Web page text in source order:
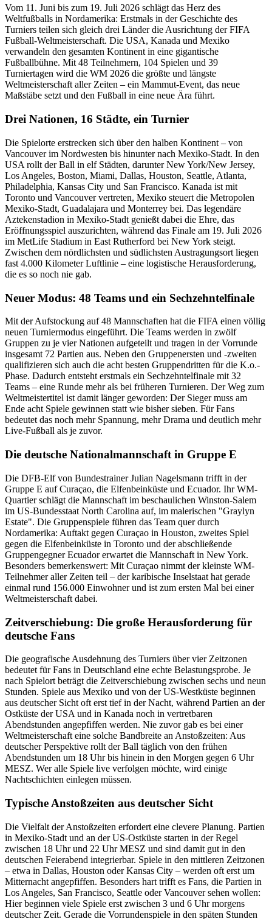
Vom 11. Juni bis zum 19. Juli 2026 schlägt das Herz des
Weltfußballs in Nordamerika: Erstmals in der Geschichte des
Turniers teilen sich gleich drei Länder die Ausrichtung der FIFA
Fußball-Weltmeisterschaft. Die USA, Kanada und Mexiko
verwandeln den gesamten Kontinent in eine gigantische
Fußballbühne. Mit 48 Teilnehmern, 104 Spielen und 39
Turniertagen wird die WM 2026 die größte und längste
Weltmeisterschaft aller Zeiten – ein Mammut-Event, das neue
Maßstäbe setzt und den Fußball in eine neue Ära führt.
Drei Nationen, 16 Städte, ein Turnier
Die Spielorte erstrecken sich über den halben Kontinent – von
Vancouver im Nordwesten bis hinunter nach Mexiko-Stadt. In den
USA rollt der Ball in elf Städten, darunter New York/New Jersey,
Los Angeles, Boston, Miami, Dallas, Houston, Seattle, Atlanta,
Philadelphia, Kansas City und San Francisco. Kanada ist mit
Toronto und Vancouver vertreten, Mexiko steuert die Metropolen
Mexiko-Stadt, Guadalajara und Monterrey bei. Das legendäre
Aztekenstadion in Mexiko-Stadt genießt dabei die Ehre, das
Eröffnungsspiel auszurichten, während das Finale am 19. Juli 2026
im MetLife Stadium in East Rutherford bei New York steigt.
Zwischen dem nördlichsten und südlichsten Austragungsort liegen
fast 4.000 Kilometer Luftlinie – eine logistische Herausforderung,
die es so noch nie gab.
Neuer Modus: 48 Teams und ein Sechzehntelfinale
Mit der Aufstockung auf 48 Mannschaften hat die FIFA einen völlig
neuen Turniermodus eingeführt. Die Teams werden in zwölf
Gruppen zu je vier Nationen aufgeteilt und tragen in der Vorrunde
insgesamt 72 Partien aus. Neben den Gruppenersten und -zweiten
qualifizieren sich auch die acht besten Gruppendritten für die K.o.-
Phase. Dadurch entsteht erstmals ein Sechzehntelfinale mit 32
Teams – eine Runde mehr als bei früheren Turnieren. Der Weg zum
Weltmeistertitel ist damit länger geworden: Der Sieger muss am
Ende acht Spiele gewinnen statt wie bisher sieben. Für Fans
bedeutet das noch mehr Spannung, mehr Drama und deutlich mehr
Live-Fußball als je zuvor.
Die deutsche Nationalmannschaft in Gruppe E
Die DFB-Elf von Bundestrainer Julian Nagelsmann trifft in der
Gruppe E auf Curaçao, die Elfenbeinküste und Ecuador. Ihr WM-
Quartier schlägt die Mannschaft im beschaulichen Winston-Salem
im US-Bundesstaat North Carolina auf, im malerischen "Graylyn
Estate". Die Gruppenspiele führen das Team quer durch
Nordamerika: Auftakt gegen Curaçao in Houston, zweites Spiel
gegen die Elfenbeinküste in Toronto und der abschließende
Gruppengegner Ecuador erwartet die Mannschaft in New York.
Besonders bemerkenswert: Mit Curaçao nimmt der kleinste WM-
Teilnehmer aller Zeiten teil – der karibische Inselstaat hat gerade
einmal rund 156.000 Einwohner und ist zum ersten Mal bei einer
Weltmeisterschaft dabei.
Zeitverschiebung: Die große Herausforderung für
deutsche Fans
Die geografische Ausdehnung des Turniers über vier Zeitzonen
bedeutet für Fans in Deutschland eine echte Belastungsprobe. Je
nach Spielort beträgt die Zeitverschiebung zwischen sechs und neun
Stunden. Spiele aus Mexiko und von der US-Westküste beginnen
aus deutscher Sicht oft erst tief in der Nacht, während Partien an der
Ostküste der USA und in Kanada noch in vertretbaren
Abendstunden angepfiffen werden. Nie zuvor gab es bei einer
Weltmeisterschaft eine solche Bandbreite an Anstoßzeiten: Aus
deutscher Perspektive rollt der Ball täglich von den frühen
Abendstunden um 18 Uhr bis hinein in den Morgen gegen 6 Uhr
MESZ. Wer alle Spiele live verfolgen möchte, wird einige
Nachtschichten einlegen müssen.
Typische Anstoßzeiten aus deutscher Sicht
Die Vielfalt der Anstoßzeiten erfordert eine clevere Planung. Partien
in Mexiko-Stadt und an der US-Ostküste starten in der Regel
zwischen 18 Uhr und 22 Uhr MESZ und sind damit gut in den
deutschen Feierabend integrierbar. Spiele in den mittleren Zeitzonen
– etwa in Dallas, Houston oder Kansas City – werden oft erst um
Mitternacht angepfiffen. Besonders hart trifft es Fans, die Partien in
Los Angeles, San Francisco, Seattle oder Vancouver sehen wollen:
Hier beginnen viele Spiele erst zwischen 3 und 6 Uhr morgens
deutscher Zeit. Gerade die Vorrundenspiele in den späten Stunden